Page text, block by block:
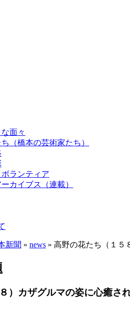
面々
（橋本の芸術家たち）
ランティア
カイブス（連載）
新聞 » news » 高野の花たち（１５
）カザグルマの姿に心癒さ